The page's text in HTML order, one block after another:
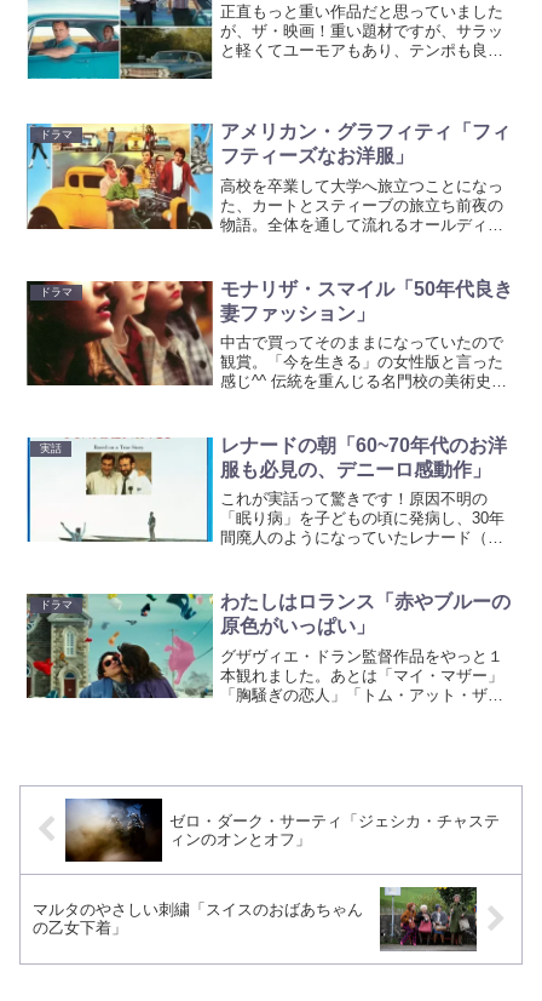
正直もっと重い作品だと思っていました
が、ザ・映画！重い題材ですが、サラッ
と軽くてユーモアもあり、テンポも良く
とてもわかりやすい。カー...
ドラマ
アメリカン・グラフィティ「フィ
フティーズなお洋服」
高校を卒業して大学へ旅立つことになっ
た、カートとスティーブの旅立ち前夜の
物語。全体を通して流れるオールディー
丈のふんわりスカートにくるぶし丈ソッ
クス。ピーターパンカ...
ドラマ
モナリザ・スマイル「50年代良き
妻ファッション」
中古で買ってそのままになっていたので
観賞。「今を生きる」の女性版と言った
感じ^^ 伝統を重んじる名門校の美術史講
現実に反抗し「もっと向上心ををもつよ
うに」と指導するの...
実話
レナードの朝「60~70年代のお洋
服も必見の、デニーロ感動作」
これが実話って驚きです！原因不明の
「眠り病」を子どもの頃に発病し、30年
間廃人のようになっていたレナード（ロ
投与。するとレナードは奇跡的に生気を
取り戻すのですが・・・。...
ドラマ
わたしはロランス「赤やブルーの
原色がいっぱい」
グザヴィエ・ドラン監督作品をやっと１
本観れました。あとは「マイ・マザー」
「胸騒ぎの恋人」「トム・アット・ザ・
ゼロ・ダーク・サーティ「ジェシカ・チャステ
ィンのオンとオフ」
マルタのやさしい刺繍「スイスのおばあちゃん
の乙女下着」